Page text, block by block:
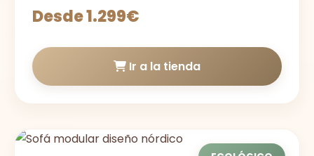
Desde 1.299€
Ir a la tienda